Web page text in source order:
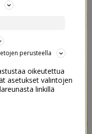
perusteella
oikeutettua
asetukset valintojen
linkillä